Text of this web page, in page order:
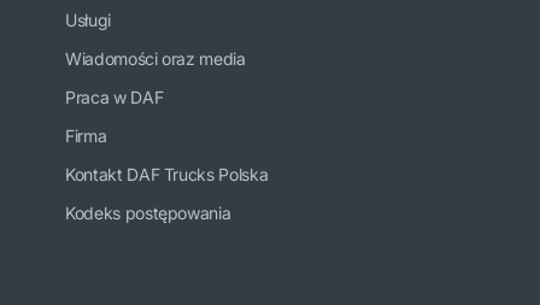
Usługi
Wiadomości oraz media
Praca w DAF
Firma
Kontakt DAF Trucks Polska
Kodeks postępowania